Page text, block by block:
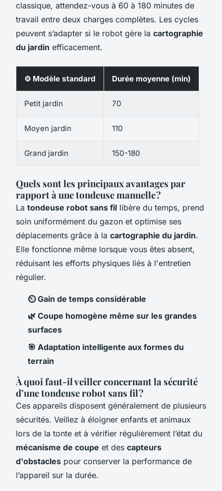
classique, attendez-vous à 60 à 180 minutes de
travail entre deux charges complètes. Les cycles
peuvent s’adapter si le robot gère la cartographie
du jardin efficacement.
⚙️ Modèle standard Durée moyenne (min)
Petit jardin 70
Moyen jardin 110
Grand jardin 150-180
Quels sont les principaux avantages par
rapport à une tondeuse manuelle ?
La tondeuse robot sans fil libère du temps, prend
soin uniformément du gazon et optimise ses
déplacements grâce à la cartographie du jardin.
Elle fonctionne même lorsque vous êtes absent,
réduisant les efforts physiques liés à l'entretien
régulier.
⏲️ Gain de temps considérable
🌿 Coupe homogène même sur les grandes
surfaces
🎯 Adaptation intelligente aux formes du
terrain
À quoi faut-il veiller concernant la sécurité
d’une tondeuse robot sans fil ?
Ces appareils disposent généralement de plusieurs
sécurités. Veillez à éloigner enfants et animaux
lors de la tonte et à vérifier régulièrement l’état du
mécanisme de coupe et des capteurs
d'obstacles pour conserver la performance de
l’appareil sur la durée.